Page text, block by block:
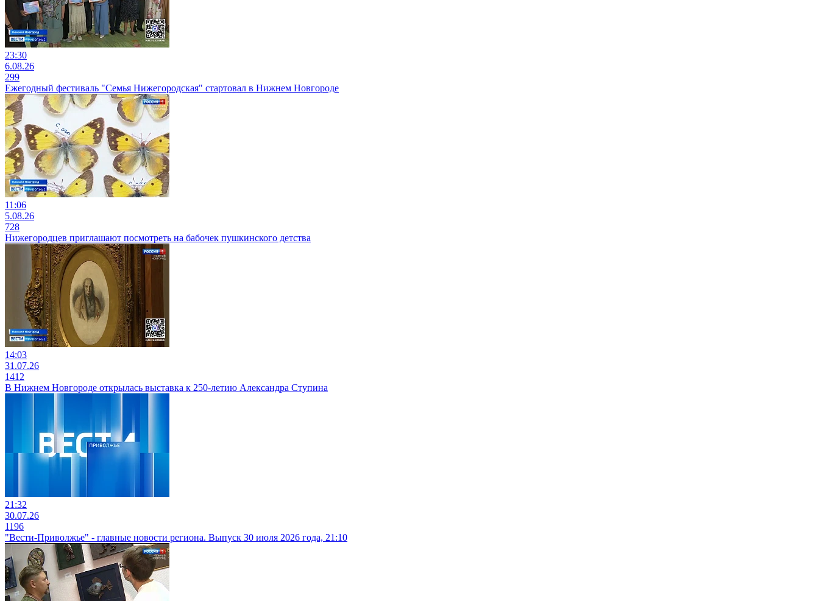
23:30
6.08.26
299
Ежегодный фестиваль "Семья Нижегородская" стартовал в Нижнем Новгороде
11:06
5.08.26
728
Нижегородцев приглашают посмотреть на бабочек пушкинского детства
14:03
31.07.26
1412
В Нижнем Новгороде открылась выставка к 250-летию Александра Ступина
21:32
30.07.26
1196
"Вести-Приволжье" - главные новости региона. Выпуск 30 июля 2026 года, 21:10